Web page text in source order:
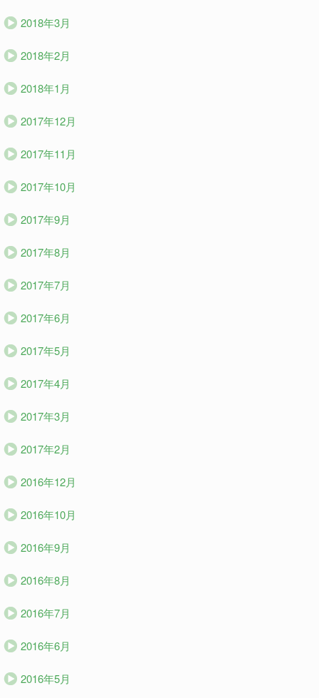
2018年3月
2018年2月
2018年1月
2017年12月
2017年11月
2017年10月
2017年9月
2017年8月
2017年7月
2017年6月
2017年5月
2017年4月
2017年3月
2017年2月
2016年12月
2016年10月
2016年9月
2016年8月
2016年7月
2016年6月
2016年5月